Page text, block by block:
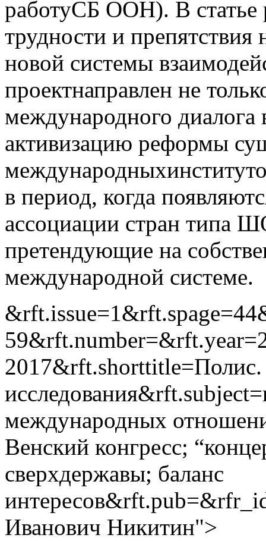
работуСБ ООН). В статье
трудности и
новой системы
проектнаправлен не
международного
активизацию реформы
в период, когда
ассоциации стран
претендующие на
международной системе.
2017&rft.shorttitle=Полис.
международных
Венский конгресс;
сверхдержавы; баланс
Иванович Никитин">